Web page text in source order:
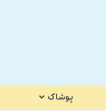
پوشاک